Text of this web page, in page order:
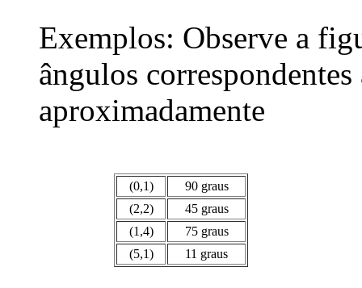
Exemplos: Observe a
ângulos
aproximadamente
(0,1)
90 graus
(2,2)
45 graus
(1,4)
75 graus
(5,1)
11 graus